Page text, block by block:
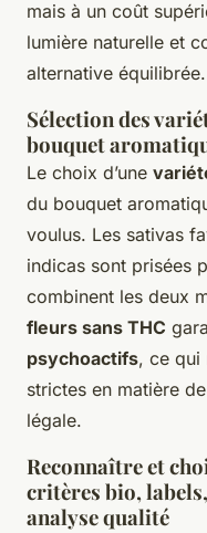
mais à un coût
lumière naturelle et
alternative équilibrée.
Sélection des
bouquet
Le choix d’une
du bouquet
voulus. Les sativas
indicas sont prisées
combinent les deux
fleurs sans THC
psychoactifs, ce qui
strictes en matière
légale.
Reconnaître et
critères bio,
analyse qualité